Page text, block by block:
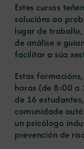
Estes cursos
solucións ao
lugar de
de análise e
facilitar a súa
Estas
horas (de 8:00 a
de 16
comunidade
un psicólogo
prevención de